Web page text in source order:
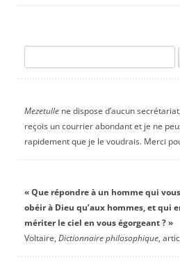
Mezetullene dispose d’aucun
reçois un courrier abondant et je ne
rapidement que je le voudrais. Merci
« Que répondre à un homme qui
obéir à Dieu qu’aux hommes, et qui
mériter le ciel en vous égorgeant ? »
Voltaire, Dictionnaire philosophique,